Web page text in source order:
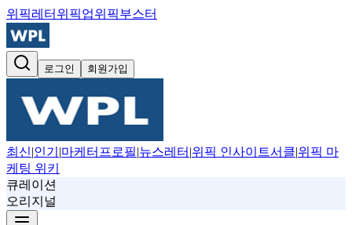
위픽레터 위픽업위픽부스터
로그인 회원가입
최신|인기 |마케터프로필|뉴스레터 |위픽 인사이트서클|위픽 마
케팅 위키
큐레이션
오리지널